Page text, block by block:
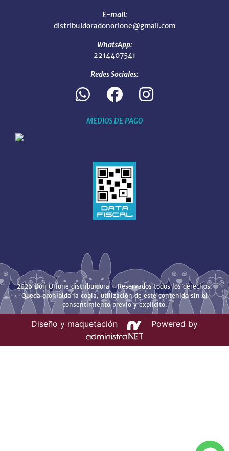
E-mail:
distribuidoradonorione@gmail.com
WhatsApp:
2214407541
Redes Sociales:
MEDIOS DE PAGO
2026 Don Orione distribuidora - Reservados todos los derechos.
Queda prohibida la copia, utilización de este contenido sin el
consentimiento previo y explícito.
Diseño y maquetación Powered by